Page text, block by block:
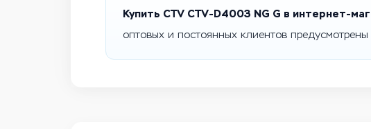
Купить CTV CTV-D4003 NG G в интернет-
оптовых и постоянных клиентов